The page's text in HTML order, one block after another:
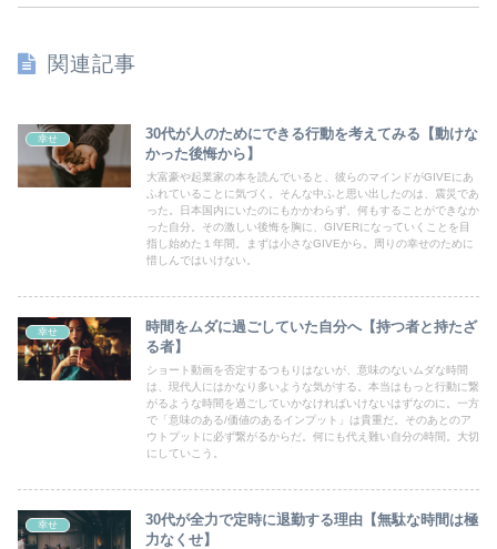
関連記事
幸せ
30代が人のためにできる行動を考えてみる【動けな
かった後悔から】
大富豪や起業家の本を読んでいると、彼らのマインドがGIVEにあ
ふれていることに気づく。そんな中ふと思い出したのは、震災であ
った。日本国内にいたのにもかかわらず、何もすることができなか
った自分。その激しい後悔を胸に、GIVERになっていくことを目
指し始めた１年間。まずは小さなGIVEから。周りの幸せのために
惜しんではいけない。
幸せ
時間をムダに過ごしていた自分へ【持つ者と持たざ
る者】
ショート動画を否定するつもりはないが、意味のないムダな時間
は、現代人にはかなり多いような気がする。本当はもっと行動に繋
がるような時間を過ごしていかなければいけないはずなのに。一方
で「意味のある/価値のあるインプット」は貴重だ。そのあとのア
ウトプットに必ず繋がるからだ。何にも代え難い自分の時間。大切
にしていこう。
幸せ
30代が全力で定時に退勤する理由【無駄な時間は極
力なくせ】